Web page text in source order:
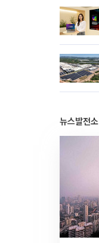
뉴스발전소